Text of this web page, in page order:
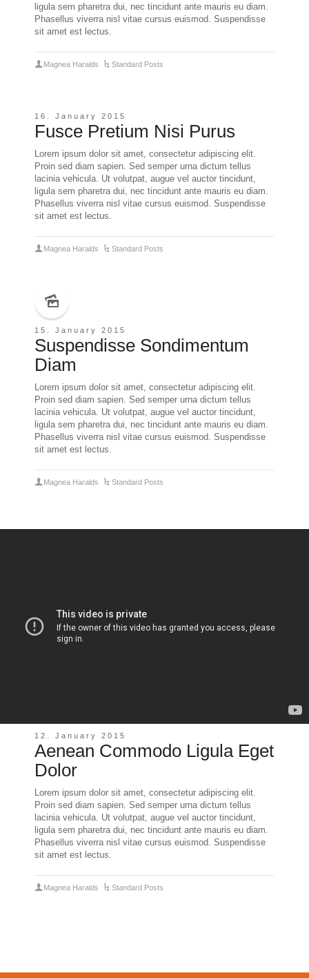
ligula sem pharetra dui, nec tincidunt ante mauris eu diam.
Phasellus viverra nisl vitae cursus euismod. Suspendisse
sit amet est lectus.
Magnea Haralds Standard Posts
16. January 2015
Fusce Pretium Nisi Purus
Lorem ipsum dolor sit amet, consectetur adipiscing elit.
Proin sed diam sapien. Sed semper urna dictum tellus
lacinia vehicula. Ut volutpat, augue vel auctor tincidunt,
ligula sem pharetra dui, nec tincidunt ante mauris eu diam.
Phasellus viverra nisl vitae cursus euismod. Suspendisse
sit amet est lectus.
Magnea Haralds Standard Posts
15. January 2015
Suspendisse Sondimentum
Diam
Lorem ipsum dolor sit amet, consectetur adipiscing elit.
Proin sed diam sapien. Sed semper urna dictum tellus
lacinia vehicula. Ut volutpat, augue vel auctor tincidunt,
ligula sem pharetra dui, nec tincidunt ante mauris eu diam.
Phasellus viverra nisl vitae cursus euismod. Suspendisse
sit amet est lectus.
Magnea Haralds Standard Posts
12. January 2015
Aenean Commodo Ligula Eget
Dolor
Lorem ipsum dolor sit amet, consectetur adipiscing elit.
Proin sed diam sapien. Sed semper urna dictum tellus
lacinia vehicula. Ut volutpat, augue vel auctor tincidunt,
ligula sem pharetra dui, nec tincidunt ante mauris eu diam.
Phasellus viverra nisl vitae cursus euismod. Suspendisse
sit amet est lectus.
Magnea Haralds Standard Posts